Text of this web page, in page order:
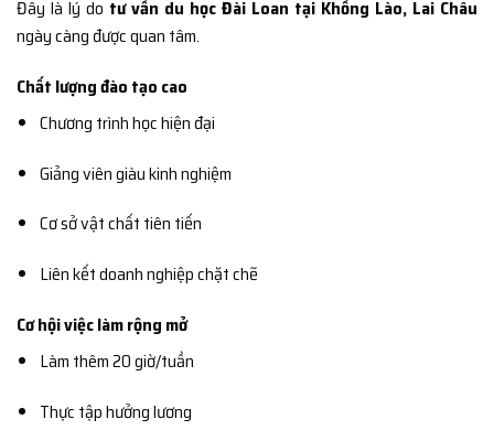
Đây là lý do tư vấn du học Đài Loan tại Khổng Lào, Lai Châu
ngày càng được quan tâm.
Chất lượng đào tạo cao
Chương trình học hiện đại
Giảng viên giàu kinh nghiệm
Cơ sở vật chất tiên tiến
Liên kết doanh nghiệp chặt chẽ
Cơ hội việc làm rộng mở
Làm thêm 20 giờ/tuần
Thực tập hưởng lương